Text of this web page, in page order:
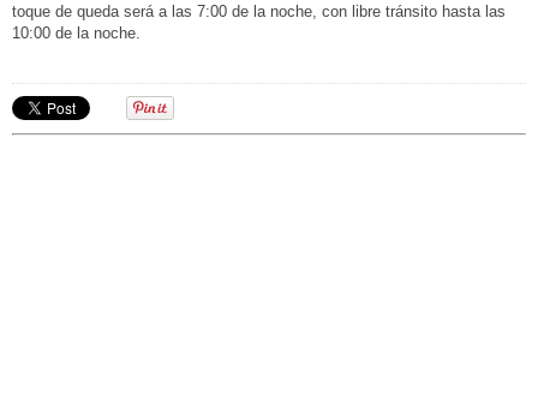
toque de queda será a las 7:00 de la noche, con libre tránsito hasta las
10:00 de la noche.